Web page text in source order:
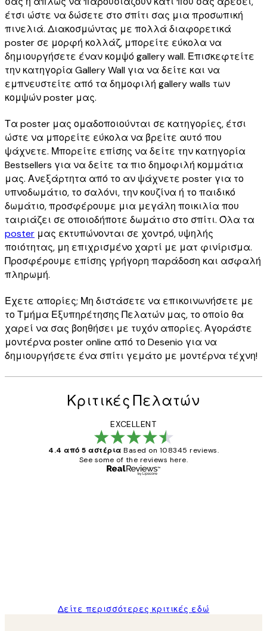
έτσι ώστε να δώσετε στο σπίτι σας μια προσωπική
πινελιά. Διακοσμώντας με πολλά διαφορετικά
poster σε μορφή κολλάζ, μπορείτε εύκολα να
δημιουργήσετε έναν κομψό gallery wall. Επισκεφτείτε
την κατηγορία Gallery Wall για να δείτε και να
εμπνευστείτε από τα δημοφιλή gallery walls των
κομψών poster μας.
Τα poster μας ομαδοποιούνται σε κατηγορίες, έτσι
ώστε να μπορείτε εύκολα να βρείτε αυτό που
ψάχνετε. Μπορείτε επίσης να δείτε την κατηγορία
Bestsellers για να δείτε τα πιο δημοφιλή κομμάτια
μας. Ανεξάρτητα από το αν ψάχνετε poster για το
υπνοδωμάτιο, το σαλόνι, την κουζίνα ή το παιδικό
δωμάτιο, προσφέρουμε μια μεγάλη ποικιλία που
ταιριάζει σε οποιοδήποτε δωμάτιο στο σπίτι. Όλα τα
poster μας εκτυπώνονται σε χοντρό, υψηλής
ποιότητας, μη επιχρισμένο χαρτί με ματ φινίρισμα.
Προσφέρουμε επίσης γρήγορη παράδοση και ασφαλή
πληρωμή.
Έχετε απορίες; Μη διστάσετε να επικοινωνήσετε με
το Τμήμα Εξυπηρέτησης Πελατών μας, το οποίο θα
χαρεί να σας βοηθήσει με τυχόν απορίες. Αγοράστε
μοντέρνα poster online από το Desenio για να
δημιουργήσετε ένα σπίτι γεμάτο με μοντέρνα τέχνη!
Κριτικές Πελατών
EXCELLENT
4.4 από 5 αστέρια Based on 108345 reviews.
See some of the reviews here.
Δείτε περισσότερες κριτικές εδώ